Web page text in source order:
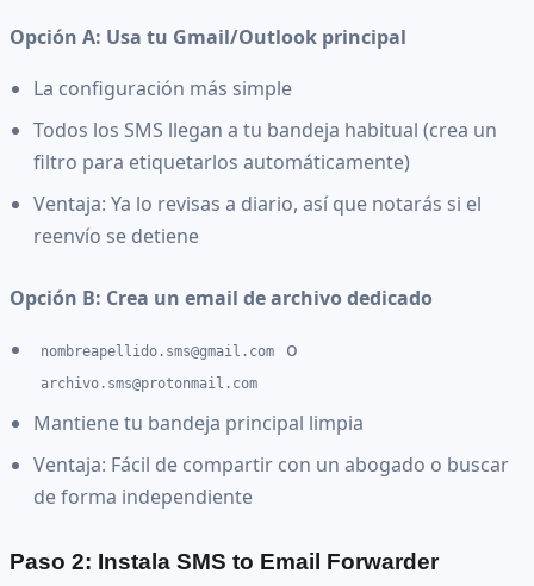
Opción A: Usa tu Gmail/Outlook principal
La configuración más simple
Todos los SMS llegan a tu bandeja habitual (crea un
filtro para etiquetarlos automáticamente)
Ventaja: Ya lo revisas a diario, así que notarás si el
reenvío se detiene
Opción B: Crea un email de archivo dedicado
nombreapellido.sms@gmail.com o
archivo.sms@protonmail.com
Mantiene tu bandeja principal limpia
Ventaja: Fácil de compartir con un abogado o buscar
de forma independiente
Paso 2: Instala SMS to Email Forwarder